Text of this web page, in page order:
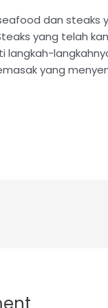
dan steaks
yang telah
langkah-
yang